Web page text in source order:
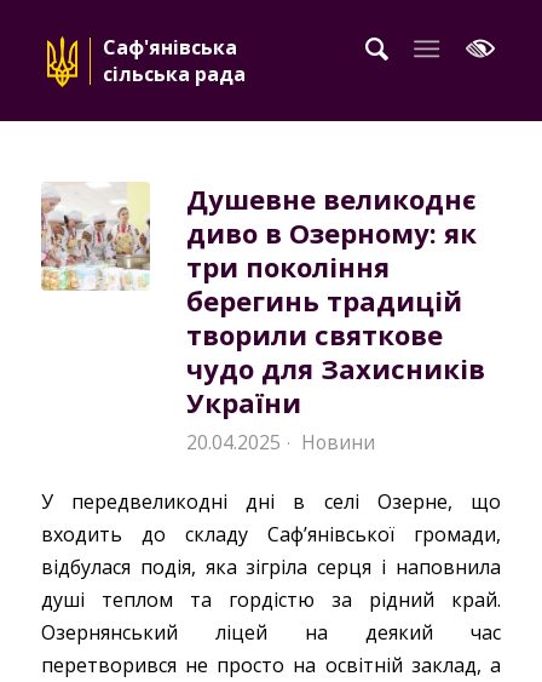
Саф'янівська
сільська рада
Душевне великоднє
диво в Озерному: як
три покоління
берегинь традицій
творили святкове
чудо для Захисників
України
20.04.2025 · Новини
У передвеликодні дні в селі Озерне, що
входить до складу Саф’янівської громади,
відбулася подія, яка зігріла серця і наповнила
душі теплом та гордістю за рідний край.
Озернянський ліцей на деякий час
перетворився не просто на освітній заклад, а